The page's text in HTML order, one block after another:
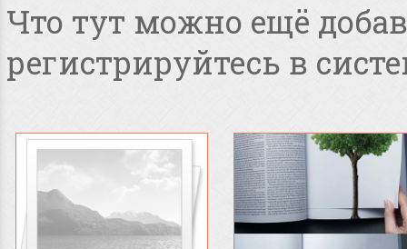
Что тут можно ещё
регистрируйтесь в